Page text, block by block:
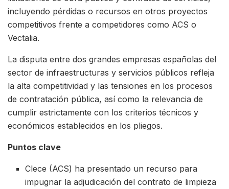
incluyendo pérdidas o recursos en otros proyectos
competitivos frente a competidores como ACS o
Vectalia.
La disputa entre dos grandes empresas españolas del
sector de infraestructuras y servicios públicos refleja
la alta competitividad y las tensiones en los procesos
de contratación pública, así como la relevancia de
cumplir estrictamente con los criterios técnicos y
económicos establecidos en los pliegos.
Puntos clave
Clece (ACS) ha presentado un recurso para
impugnar la adjudicación del contrato de limpieza